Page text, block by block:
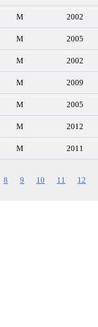
М 2002
М 2005
М 2002
М 2009
М 2005
М 2012
М 2011
8 9 10 11 12